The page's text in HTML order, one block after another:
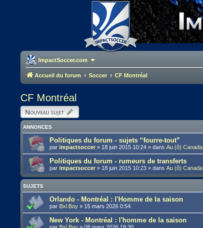
ImpactSoccer.com
Accueil du forum Soccer CF Montréal
CF Montréal
Nouveau sujet
ANNONCES
Politiques du forum - sujets “fourre-tout”
parimpactsoccer » 18 juin 2015 10:24 » dansAu (ô) Canada
Politiques du forum - rumeurs de transferts
parimpactsoccer » 18 juin 2015 10:23 » dansAu (ô) Canada
SUJETS
Orlando - Montréal : l'Homme de la saison
par Bxl Boy » 15 mars 2026 0:54
New York - Montréal : l'homme de la saison